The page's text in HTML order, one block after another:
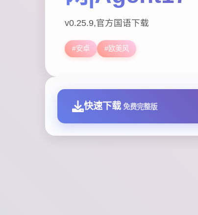
v0.25.9,官方国语下载
#安卓 #欧美风
快速下载 免费完整版